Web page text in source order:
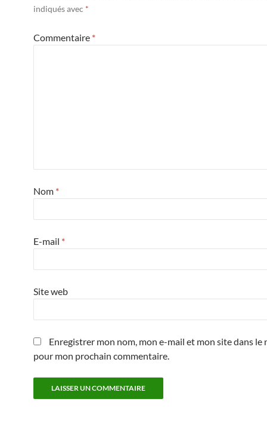
indiqués avec *
Commentaire *
Nom *
E-mail *
Site web
Enregistrer mon nom, mon e-mail et mon site dans le
pour mon prochain commentaire.